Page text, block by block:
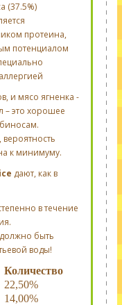
(37.5%)
протеина,
потенциалом
и мясо ягненка -
– это хорошее
вероятность
к минимуму.
дают, как в
в течение
быть
воды!
Количество
22,50%
14,00%